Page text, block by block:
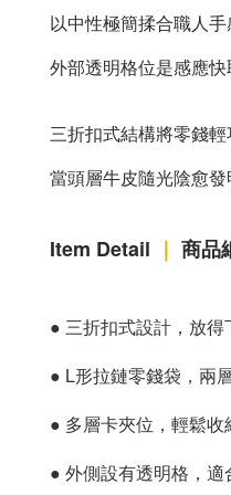
以中性極簡揉合職人
外部透明格位是感應
三折扣式結構將零錢
當頭層牛皮隨光陰愈
Item Detail ｜ 商品
● 三折扣式設計，放得
● L形拉鏈零錢袋，兩
● 多層卡夾位，輕鬆收
● 外側設有透明格，